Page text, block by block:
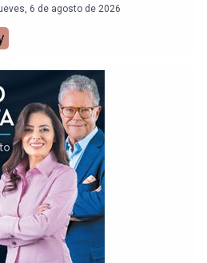
6 de agosto de 2026